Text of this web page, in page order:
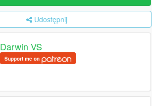
Udostępnij
Darwin VS
Support me on